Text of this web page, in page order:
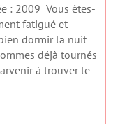
: 2009 Vous êtes-
fatigué et
dormir la nuit
déjà tournés
à trouver le